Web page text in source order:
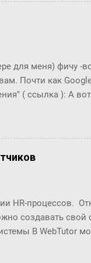
она вот-вот
― убежденно
для меня) фичу -
Почти как Google
( ссылка ): А
HR-процессов.
создавать
В WebTutor
техническую